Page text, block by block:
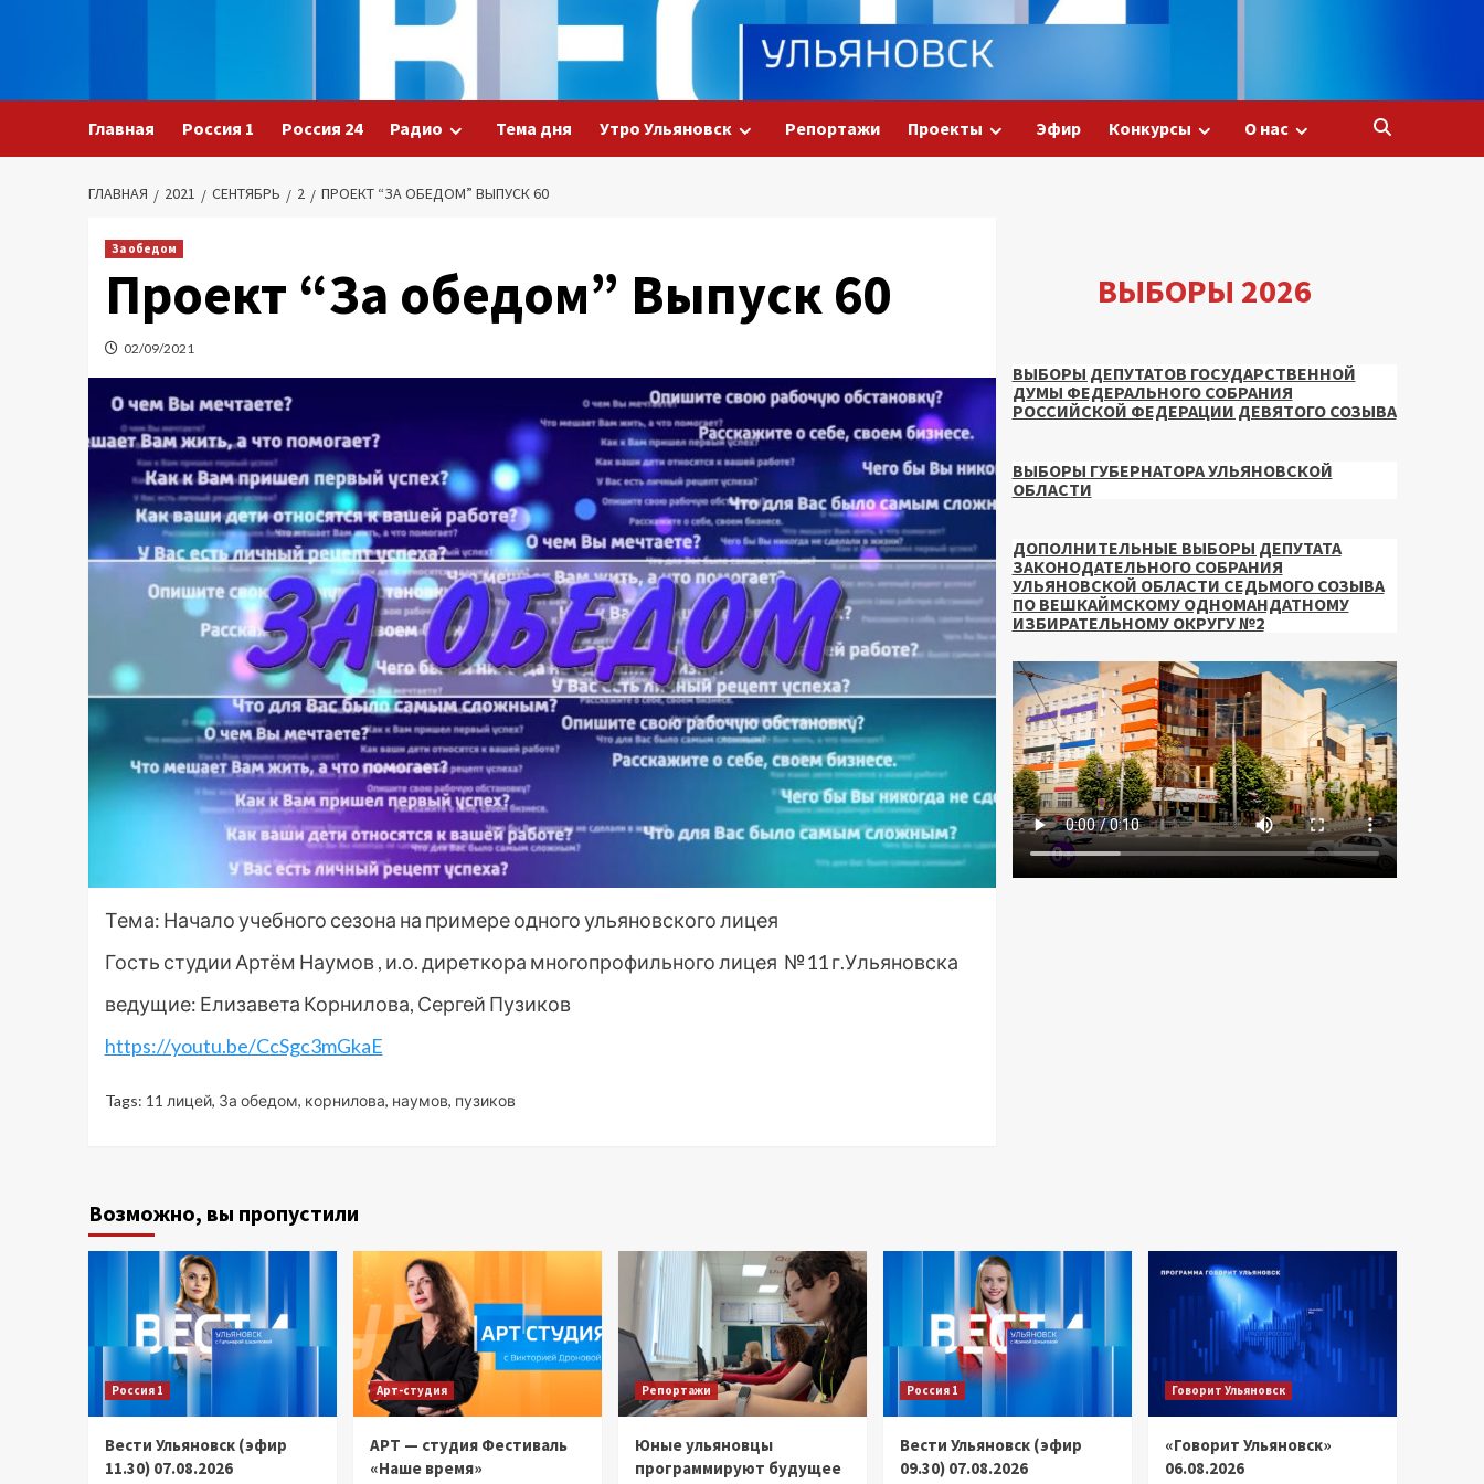
Главная Россия 1 Россия 24 Радио Тема дня Утро Ульяновск Репортажи Проекты Эфир Конкурсы О нас
ГЛАВНАЯ 2021 СЕНТЯБРЬ 2 ПРОЕКТ “ЗА ОБЕДОМ” ВЫПУСК 60
За обедом
Проект “За обедом” Выпуск 60
02/09/2021
Тема: Начало учебного сезона на примере одного ульяновского лицея
Гость студии Артём Наумов , и.о. диреткора многопрофильного лицея №11 г.Ульяновска
ведущие: Елизавета Корнилова, Сергей Пузиков
https://youtu.be/CcSgc3mGkaE
Tags: 11 лицей, За обедом, корнилова, наумов, пузиков
ВЫБОРЫ 2026
ВЫБОРЫ ДЕПУТАТОВ ГОСУДАРСТВЕННОЙ
ДУМЫ ФЕДЕРАЛЬНОГО СОБРАНИЯ
РОССИЙСКОЙ ФЕДЕРАЦИИ ДЕВЯТОГО СОЗЫВА
ВЫБОРЫ ГУБЕРНАТОРА УЛЬЯНОВСКОЙ
ОБЛАСТИ
ДОПОЛНИТЕЛЬНЫЕ ВЫБОРЫ ДЕПУТАТА
ЗАКОНОДАТЕЛЬНОГО СОБРАНИЯ
УЛЬЯНОВСКОЙ ОБЛАСТИ СЕДЬМОГО СОЗЫВА
ПО ВЕШКАЙМСКОМУ ОДНОМАНДАТНОМУ
ИЗБИРАТЕЛЬНОМУ ОКРУГУ №2
Возможно, вы пропустили
Россия 1
Вести Ульяновск (эфир
11.30) 07.08.2026
Арт-студия
АРТ — студия Фестиваль
«Наше время»
Репортажи
Юные ульяновцы
программируют будущее
Россия 1
Вести Ульяновск (эфир
09.30) 07.08.2026
Говорит Ульяновск
«Говорит Ульяновск»
06.08.2026